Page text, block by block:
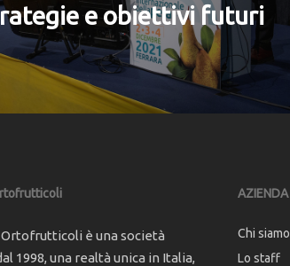
e obiettivi futuri
Ortofrutticoli è una società
1998, una realtà unica in Italia,
AZIENDA
Chi siamo
Lo staff